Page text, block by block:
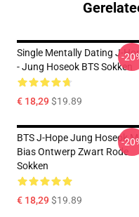
Single Mentally Dating J-
- Jung Hoseok BTS Sokken
€ 18,29$19.89
-
BTS J-Hope Jung Hoseok
Bias Ontwerp Zwart Rode
Sokken
€ 18,29$19.89
-